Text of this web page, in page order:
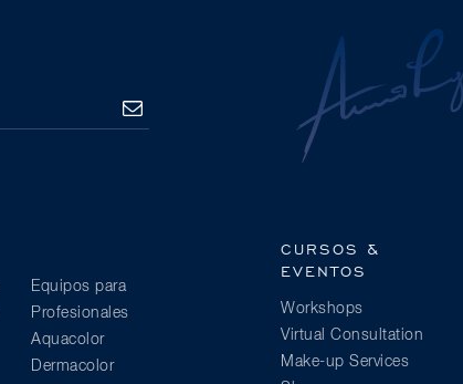
SUSCRIBE
Equipos para
Profesionales
Aquacolor
Dermacolor
CURSOS &
EVENTOS
Workshops
Virtual Consultation
Make-up Services